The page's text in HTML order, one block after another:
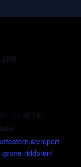
- 11:45 f m
repert
grone-riddaren/